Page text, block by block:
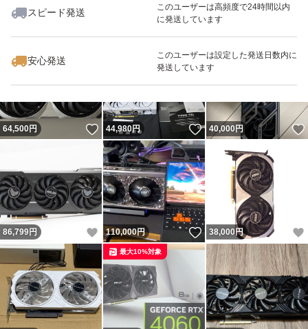
スピード発送
このユーザーは高頻度で24時間以内
に発送しています
安心発送
このユーザーは設定した発送日数内に
発送しています
いいね！
84,000
64,500円 いいね！
44,980円 いいね！
40,000円
86,799円 いいね！
110,000円 いいね！
38,000 円
最大10%対象